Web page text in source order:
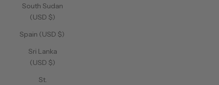
South Sudan
(USD $)
Spain (USD $)
Sri Lanka
(USD $)
St.